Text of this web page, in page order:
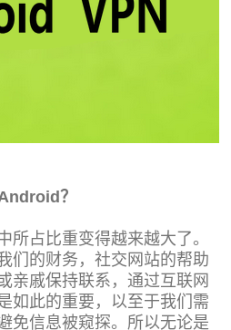
？
所占比重变得越来越大了。
们的财务，社交网站的帮助
亲戚保持联系，通过互联网
如此的重要，以至于我们需
免信息被窥探。所以无论是